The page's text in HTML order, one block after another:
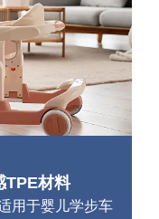
TPE材料
用于婴儿学步车